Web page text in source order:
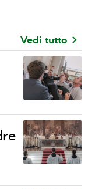
Vedi tutto